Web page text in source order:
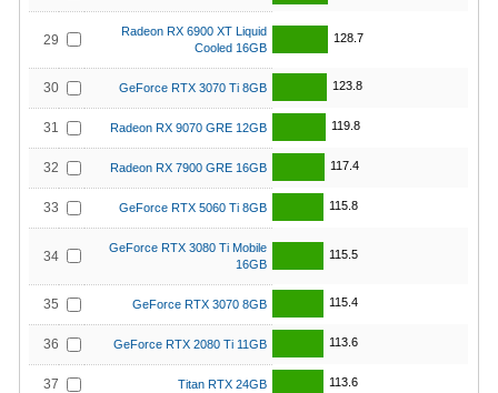
29
Radeon RX 6900 XT Liquid
Cooled 16GB
128.7
30 GeForce RTX 3070 Ti 8GB 123.8
31 Radeon RX 9070 GRE 12GB 119.8
32 Radeon RX 7900 GRE 16GB 117.4
33 GeForce RTX 5060 Ti 8GB 115.8
34
GeForce RTX 3080 Ti Mobile
16GB
115.5
35 GeForce RTX 3070 8GB 115.4
36 GeForce RTX 2080 Ti 11GB 113.6
37 Titan RTX 24GB 113.6